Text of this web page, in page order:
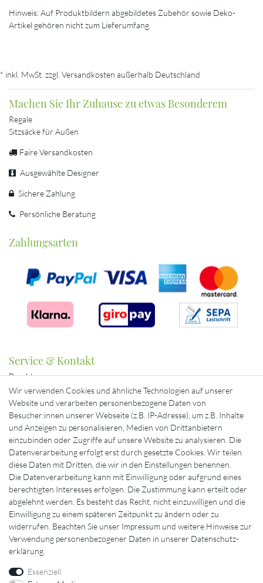
Hinweis: Auf Produktbildern abgebildetes Zubehör sowie Deko-
Artikel gehören nicht zum Lieferumfang.
* inkl. MwSt. zzgl. Versandkosten außerhalb Deutschland
Machen Sie Ihr Zuhause zu etwas Besonderem
Regale
Sitzsäcke für Außen
Faire Versandkosten
Ausgewählte Designer
Sichere Zahlung
Persönliche Beratung
Zahlungsarten
Service & Kontakt
Bezahlung
Beratung & Kontakt
Mein Konto
Versand
Ausgewählte Marken für Sie
Wir verwenden Cookies und ähnliche Technologien auf unserer
Website und verarbeiten personenbezogene Daten von
Besucher:innen unserer Webseite (z.B. IP-Adresse), um z.B. Inhalte
und Anzeigen zu personalisieren, Medien von Drittanbietern
einzubinden oder Zugriffe auf unsere Website zu analysieren. Die
Datenverarbeitung erfolgt erst durch gesetzte Cookies. Wir teilen
diese Daten mit Dritten, die wir in den Einstellungen benennen.
Die Datenverarbeitung kann mit Einwilligung oder aufgrund eines
berechtigten Interesses erfolgen. Die Zustimmung kann erteilt oder
abgelehnt werden. Es besteht das Recht, nicht einzuwilligen und die
Einwilligung zu einem späteren Zeitpunkt zu ändern oder zu
widerrufen. Beachten Sie unser Impressum und weitere Hinweise zur
Verwendung personenbezogener Daten in unserer Daten­schutz­
erklärung
Essenziell